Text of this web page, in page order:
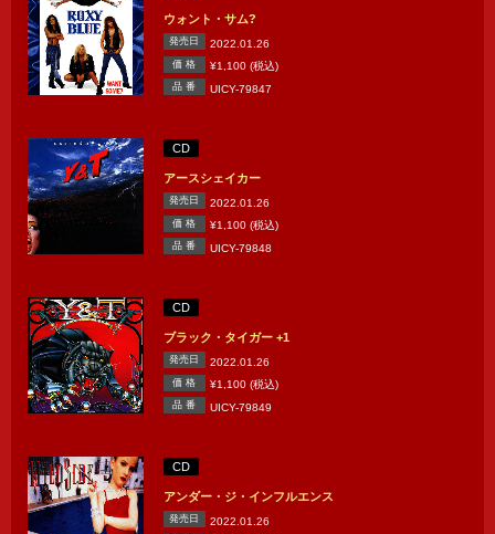
ウォント・サム?
発売日 2022.01.26
価 格 ¥1,100 (税込)
品 番 UICY-79847
CD
アースシェイカー
発売日 2022.01.26
価 格 ¥1,100 (税込)
品 番 UICY-79848
CD
ブラック・タイガー +1
発売日 2022.01.26
価 格 ¥1,100 (税込)
品 番 UICY-79849
CD
アンダー・ジ・インフルエンス
発売日 2022.01.26